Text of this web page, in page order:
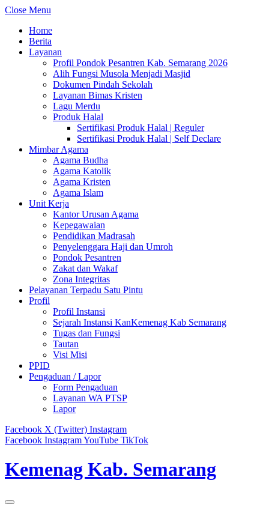
Close Menu
Home
Berita
Layanan
Profil Pondok Pesantren Kab. Semarang 2026
Alih Fungsi Musola Menjadi Masjid
Dokumen Pindah Sekolah
Layanan Bimas Kristen
Lagu Merdu
Produk Halal
Sertifikasi Produk Halal | Reguler
Sertifikasi Produk Halal | Self Declare
Mimbar Agama
Agama Budha
Agama Katolik
Agama Kristen
Agama Islam
Unit Kerja
Kantor Urusan Agama
Kepegawaian
Pendidikan Madrasah
Penyelenggara Haji dan Umroh
Pondok Pesantren
Zakat dan Wakaf
Zona Integritas
Pelayanan Terpadu Satu Pintu
Profil
Profil Instansi
Sejarah Instansi KanKemenag Kab Semarang
Tugas dan Fungsi
Tautan
Visi Misi
PPID
Pengaduan / Lapor
Form Pengaduan
Layanan WA PTSP
Lapor
Facebook X (Twitter) Instagram
Facebook InstagramYouTube TikTok
Kemenag Kab. Semarang